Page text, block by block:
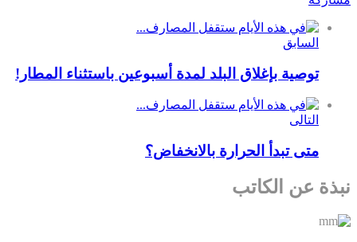
السابق
توصية بإغلاق البلد لمدة أسبوعين باستثناء المطار!
التالى
متى تبدأ الحرارة بالانخفاض؟
نبذة عن الكاتب